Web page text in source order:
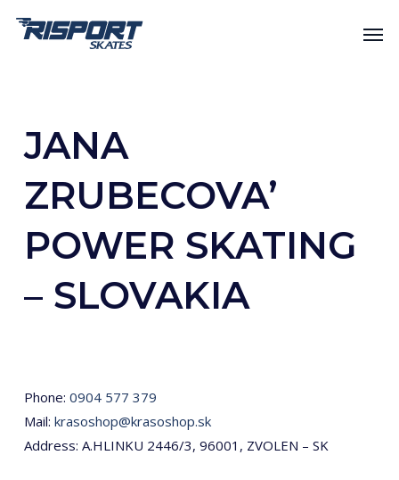
JANA
ZRUBECOVA’
POWER SKATING
– SLOVAKIA
Phone: 0904 577 379
Mail: krasoshop@krasoshop.sk
Address: A.HLINKU 2446/3, 96001, ZVOLEN – SK